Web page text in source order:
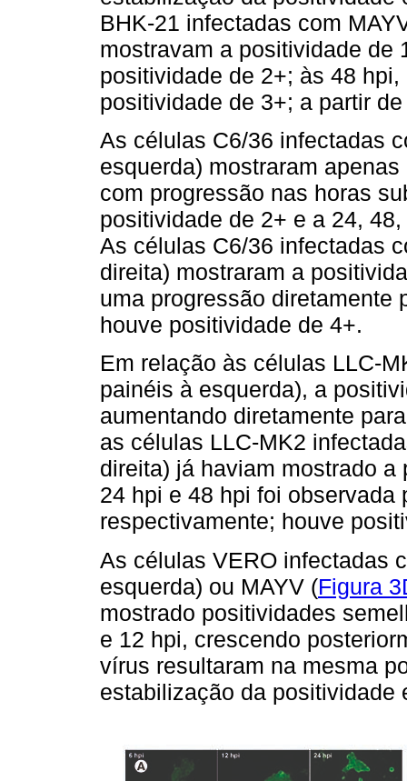
BHK-21 infectadas com
mostravam a positividade de
positividade de 2+; às 48
positividade de 3+; a partir
As células C6/36 infectadas
esquerda) mostraram
com progressão nas horas
positividade de 2+ e a 24,
As células C6/36 infectadas
direita) mostraram a
uma progressão diretamente
houve positividade de 4+.
Em relação às células LLC-
painéis à esquerda), a
aumentando diretamente
as células LLC-MK2
direita) já haviam mostrado
24 hpi e 48 hpi foi observada
respectivamente; houve
As células VERO infectadas
esquerda) ou MAYV (Figura
mostrado positividades
e 12 hpi, crescendo
vírus resultaram na mesma
estabilização da positividade